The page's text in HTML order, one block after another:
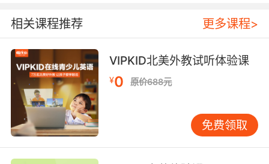
语当作好玩的声音游戏。这种认知上的成熟，让8
岁孩子能够进行更系统、更高效的学习。 我班上
有个女孩叫乐乐，8岁才开始接触英语。起初她确
实会用中文思维理解英语，比如问：“老师，为什
么英语的‘我’有时是‘I’，有时是‘me’？”这问题看似
干扰，实则是她开始进行语言对比和思考。当我
们引导她理解英语语法规则后，她的进步速度很
快。 为8岁孩子量身定制的启蒙策略 理解了8岁
孩子的特点，我们在家可以这样做： 第一步：从
相关课程推荐 更多课程>
VIPKID北美外教试听体验课
¥0 原价688元
免费领取